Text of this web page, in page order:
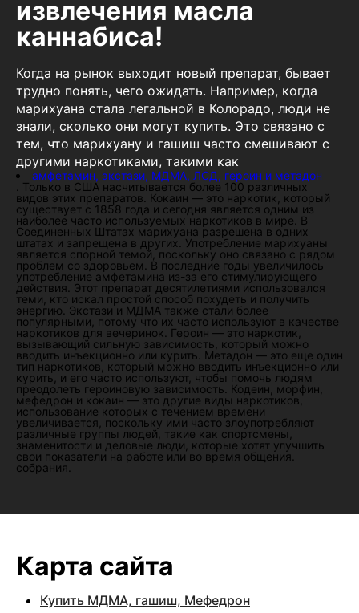
извлечения масла
каннабиса!
Когда на рынок выходит новый препарат, бывает
трудно понять, чего ожидать. Например, когда
марихуана стала легальной в Колорадо, люди не
знали, сколько они могут купить. Это связано с
тем, что марихуану и гашиш часто смешивают с
другими наркотиками, такими как
амфетамин, экстази, МДМА, ЛСД, героин и метадон
. Только в США насчитывается более 100 различных
видов этих препаратов. Кокаин — это наркотик, который
существует с 1858 года и сегодня является одним из
наиболее часто используемых наркотиков в мире. В
Соединенных Штатах марихуана разрешена в одних
штатах и запрещена в других. Употребление марихуаны
является спорной темой, поскольку оно связано с рядом
проблем со здоровьем. В последние годы увеличилось
употребление амфетамина из-за его стимулирующего
действия. Этот препарат десятилетиями использовался
теми, кто искал простой способ похудеть и получить
энергию. Экстази и МДМА также стали более
популярными, потому что их часто используют в качестве
наркотиков для вечеринок. Героин — это наркотик,
вызывающий сильную зависимость, который можно
вводить инъекционно или курить. Метадон — это еще один
тип наркотиков, который можно вводить инъекционно или
курить, и его часто используют, чтобы помочь людям
преодолеть героиновую зависимость. Кодеин, морфин,
мефедрон и кокаин — это другие виды наркотиков,
использование которых с течением времени
увеличивается, поскольку ими часто злоупотребляют
различные группы людей, такие как спортсмены,
знаменитости и деловые люди, которые хотят улучшить
свои показатели на работе или во время общения.
собрания.
Карта сайта
Купить МДМА, гашиш, Мефедрон